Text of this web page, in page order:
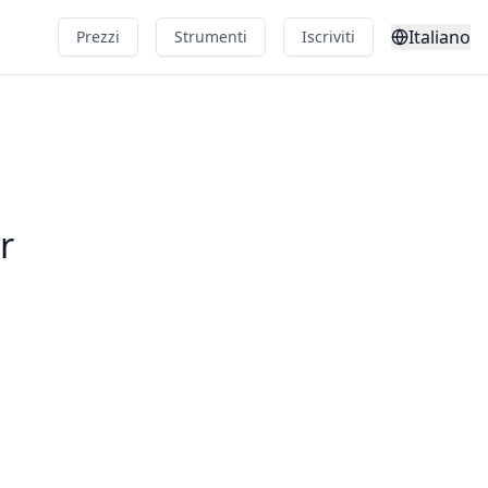
Prezzi Strumenti Iscriviti Italiano